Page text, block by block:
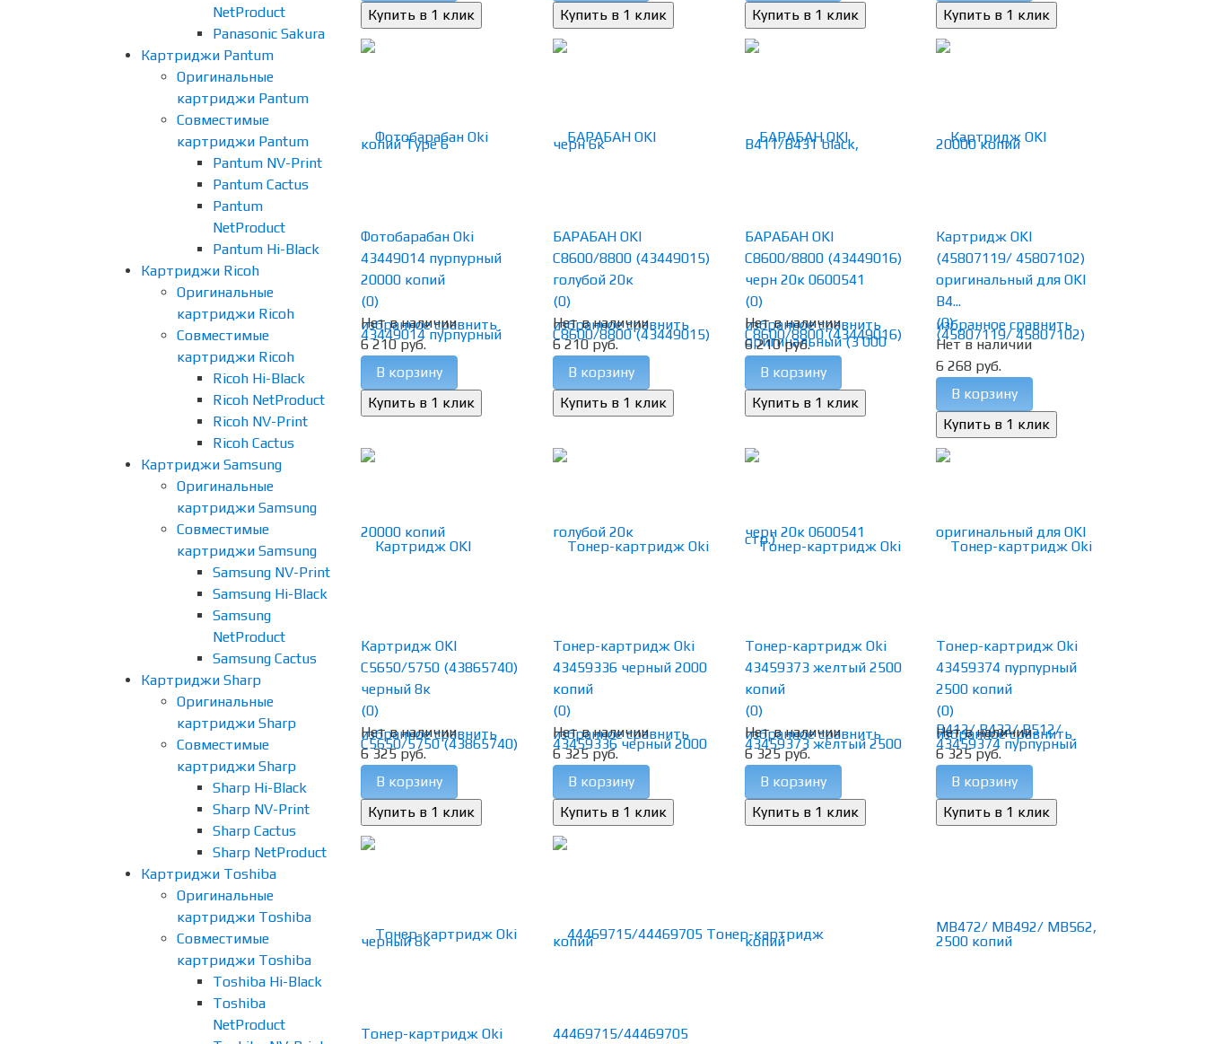
NetProduct
Panasonic Sakura
Картриджи Pantum
Оригинальные
картриджи Pantum
Совместимые
картриджи Pantum
Pantum NV-Print
Pantum Cactus
Pantum
NetProduct
Pantum Hi-Black
Картриджи Ricoh
Оригинальные
картриджи Ricoh
Совместимые
картриджи Ricoh
Ricoh Hi-Black
Ricoh NetProduct
Ricoh NV-Print
Ricoh Cactus
Картриджи Samsung
Оригинальные
картриджи Samsung
Совместимые
картриджи Samsung
Samsung NV-Print
Samsung Hi-Black
Samsung
NetProduct
Samsung Cactus
Картриджи Sharp
Оригинальные
картриджи Sharp
Совместимые
картриджи Sharp
Sharp Hi-Black
Sharp NV-Print
Sharp Cactus
Sharp NetProduct
Картриджи Toshiba
Оригинальные
картриджи Toshiba
Совместимые
картриджи Toshiba
Toshiba Hi-Black
Toshiba
NetProduct
избранное сравнить
Фотобарабан Oki
43449014 пурпурный
20000 копий
(0)
Нет в наличии
6 210 руб.
В корзину
избранное сравнить
БАРАБАН OKI
C8600/8800 (43449015)
голубой 20к
(0)
Нет в наличии
6 210 руб.
В корзину
избранное сравнить
БАРАБАН OKI
C8600/8800 (43449016)
черн 20к 0600541
(0)
Нет в наличии
6 210 руб.
В корзину
избранное сравнить
Картридж OKI
(45807119/ 45807102)
оригинальный для OKI
B4...
(0)
Нет в наличии
6 268 руб.
В корзину
избранное сравнить
Картридж OKI
C5650/5750 (43865740)
черный 8к
(0)
Нет в наличии
6 325 руб.
В корзину
избранное сравнить
Тонер-картридж Oki
43459336 черный 2000
копий
(0)
Нет в наличии
6 325 руб.
В корзину
избранное сравнить
Тонер-картридж Oki
43459373 желтый 2500
копий
(0)
Нет в наличии
6 325 руб.
В корзину
избранное сравнить
Тонер-картридж Oki
43459374 пурпурный
2500 копий
(0)
Нет в наличии
6 325 руб.
В корзину
Тонер-картридж Oki 44469715/44469705